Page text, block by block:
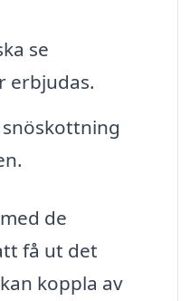
se
erbjudas.
de
få ut det
koppla av